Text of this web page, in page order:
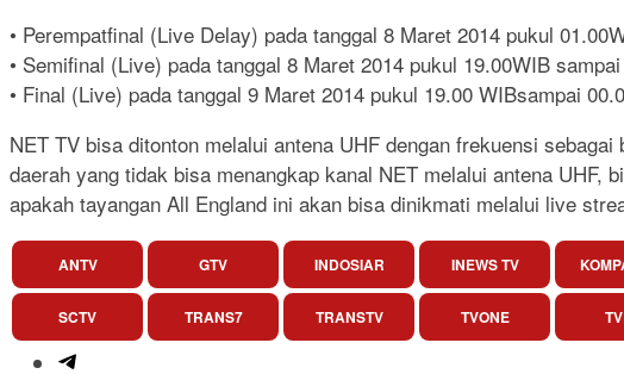
• Perempatfinal (Live Delay) pada tanggal 8 Maret 2014 pukul
• Semifinal (Live) pada tanggal 8 Maret 2014 pukul 19.00WIB
• Final (Live) pada tanggal 9 Maret 2014 pukul 19.00 WIBsampai
NET TV bisa ditonton melalui antena UHF dengan frekuensi
daerah yang tidak bisa menangkap kanal NET melalui antena UHF,
apakah tayangan All England ini akan bisa dinikmati melalui live
ANTV GTV INDOSIAR INEWS TV
SCTV TRANS7 TRANSTV TVONE